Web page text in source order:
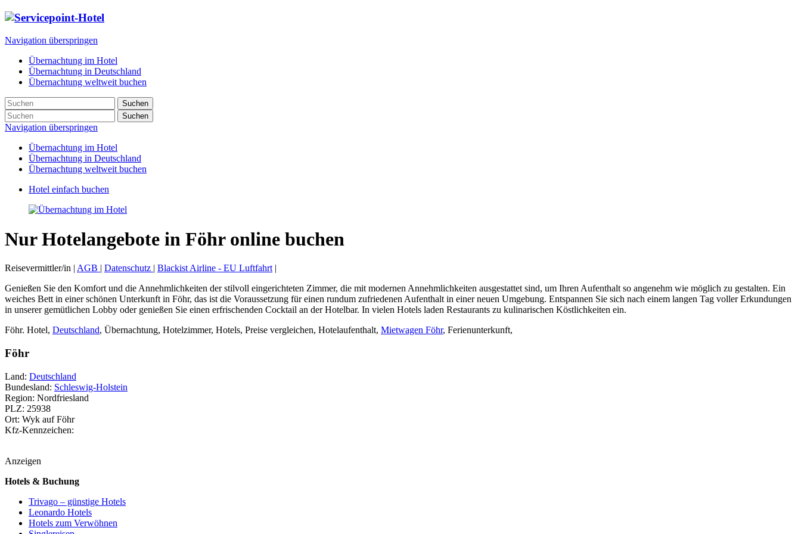
Navigation überspringen
Übernachtung im Hotel
Übernachtung in Deutschland
Übernachtung weltweit buchen
Suchen
Suchen
Navigation überspringen
Übernachtung im Hotel
Übernachtung in Deutschland
Übernachtung weltweit buchen
Hotel einfach buchen
Nur Hotelangebote in Föhr online buchen
Reisevermittler/in | AGB | Datenschutz | Blackist Airline - EU Luftfahrt |
Genießen Sie den Komfort und die Annehmlichkeiten der stilvoll eingerichteten Zimmer, die mit modernen Annehmlichkeiten ausgestattet sind, um Ihren Aufenthalt so angenehm wie möglich zu gestalten. Ein
weiches Bett in einer schönen Unterkunft in Föhr, das ist die Voraussetzung für einen rundum zufriedenen Aufenthalt in einer neuen Umgebung. Entspannen Sie sich nach einem langen Tag voller Erkundungen
in unserer gemütlichen Lobby oder genießen Sie einen erfrischenden Cocktail an der Hotelbar. In vielen Hotels laden Restaurants zu kulinarischen Köstlichkeiten ein.
Föhr. Hotel, Deutschland, Übernachtung, Hotelzimmer, Hotels, Preise vergleichen, Hotelaufenthalt, Mietwagen Föhr, Ferienunterkunft,
Föhr
Land: Deutschland
Bundesland: Schleswig-Holstein
Region: Nordfriesland
PLZ: 25938
Ort: Wyk auf Föhr
Kfz-Kennzeichen:
Anzeigen
Hotels & Buchung
Trivago – günstige Hotels
Leonardo Hotels
Hotels zum Verwöhnen